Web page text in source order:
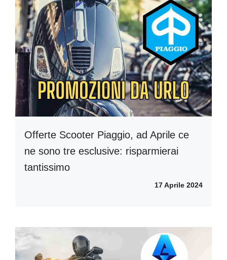
Offerte Scooter Piaggio, ad Aprile ce
ne sono tre esclusive: risparmierai
tantissimo
17 Aprile 2024